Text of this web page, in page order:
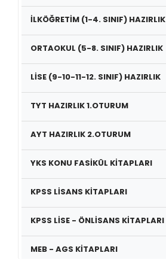
İLKÖĞRETİM (1-4. SINIF) HAZIRLIK
ORTAOKUL (5-8. SINIF) HAZIRLIK
LİSE (9-10-11-12. SINIF) HAZIRLIK
TYT HAZIRLIK 1.OTURUM
AYT HAZIRLIK 2.OTURUM
YKS KONU FASİKÜL KİTAPLARI
KPSS LİSANS KİTAPLARI
KPSS LİSE - ÖNLİSANS KİTAPLARI
MEB - AGS KİTAPLARI